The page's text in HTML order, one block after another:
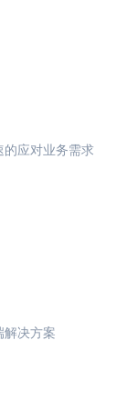
的应对业务需求
解决方案